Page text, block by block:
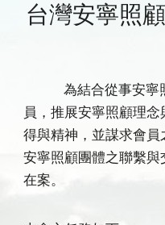
台灣安寧照
為結合從事安寧照
員，推展安寧照顧理
得與精神，並謀求會
安寧照顧團體之聯繫
在案。